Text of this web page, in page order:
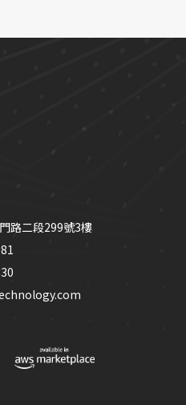
路二段299號3樓